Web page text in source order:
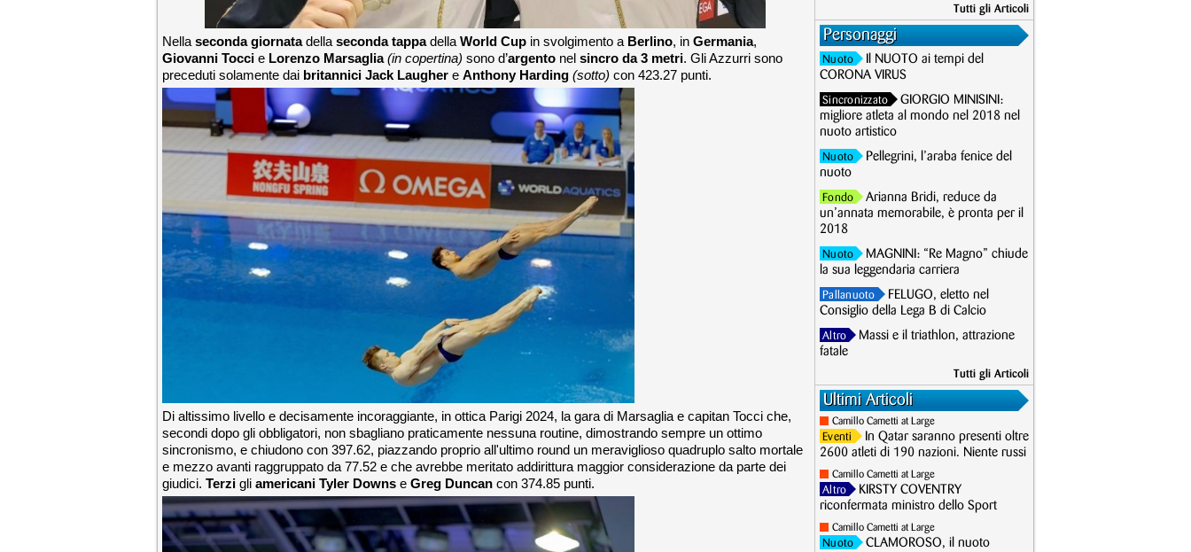
Nella seconda giornatadella seconda tappadella World Cup in svolgimento a Berlino, in Germania,
Giovanni Tocci e Lorenzo Marsaglia (in copertina) sono d’argento nel sincro da 3 metri. Gli Azzurri sono
preceduti solamente dai britannici Jack Laugher e Anthony Harding (sotto) con 423.27 punti.
Di altissimo livello e decisamente incoraggiante, in ottica Parigi 2024, la gara di Marsaglia e capitan Tocci che,
secondi dopo gli obbligatori, non sbagliano praticamente nessuna routine, dimostrando sempre un ottimo
sincronismo, e chiudono con 397.62, piazzando proprio all'ultimo round un meraviglioso quadruplo salto mortale
e mezzo avanti raggruppato da 77.52 e che avrebbe meritato addirittura maggior considerazione da parte dei
giudici. Terzi gli americani Tyler Downs e Greg Duncan con 374.85 punti.
Tutti gli Articoli
Personaggi
Nuoto
Il NUOTO ai tempi del
CORONA VIRUS
Sincronizzato
GIORGIO MINISINI:
migliore atleta al mondo nel 2018 nel
nuoto artistico
Nuoto
Pellegrini, l’araba fenice del
nuoto
Fondo
Arianna Bridi, reduce da
un’annata memorabile, è pronta per il
2018
Nuoto
MAGNINI: “Re Magno” chiude
la sua leggendaria carriera
Pallanuoto
FELUGO, eletto nel
Consiglio della Lega B di Calcio
Altro
Massi e il triathlon, attrazione
fatale
Tutti gli Articoli
Ultimi Articoli
Camillo Cametti at Large
Eventi
In Qatar saranno presenti oltre
2600 atleti di 190 nazioni. Niente russi
Camillo Cametti at Large
Altro
KIRSTY COVENTRY
riconfermata ministro dello Sport
Camillo Cametti at Large
Nuoto
CLAMOROSO, il nuoto